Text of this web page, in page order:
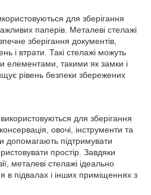
для зберігання
паперів. Металеві стелажі
зберігання документів,
і втрати. Такі стелажі можуть
елементами, такими як замки і
рівень безпеки збережених
для зберігання
овочі, інструменти та
допомагають підтримувати
простір. Завдяки
металеві стелажі ідеально
в підвалах і інших приміщеннях з